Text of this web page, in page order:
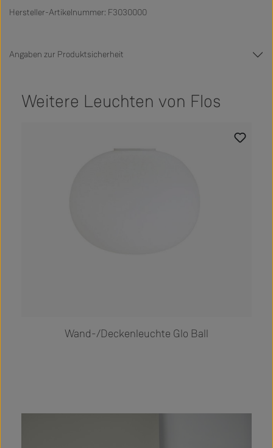
Hersteller-Artikelnummer: F3030000
Angaben zur Produktsicherheit
Weitere Leuchten von Flos
Wand-/Deckenleuchte Glo Ball